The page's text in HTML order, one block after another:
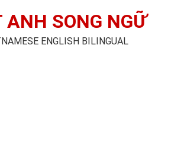
ANH SONG NGỮ
ENGLISH BILINGUAL